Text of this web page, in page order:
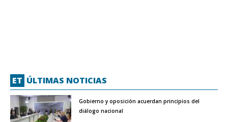
ET ÚLTIMAS NOTICIAS
Gobierno y oposición acuerdan principios del
diálogo nacional